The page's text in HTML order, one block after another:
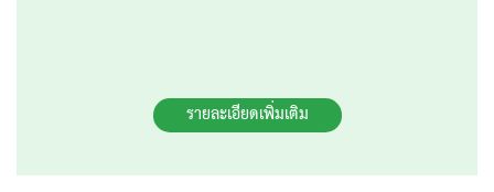
รายละเอียดเพิ่มเติม